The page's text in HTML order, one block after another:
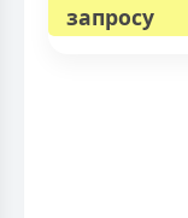
запросу